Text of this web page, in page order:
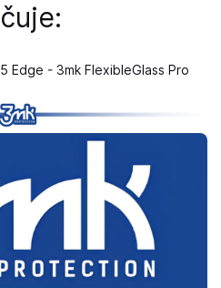
Edge - 3mk FlexibleGlass Pro